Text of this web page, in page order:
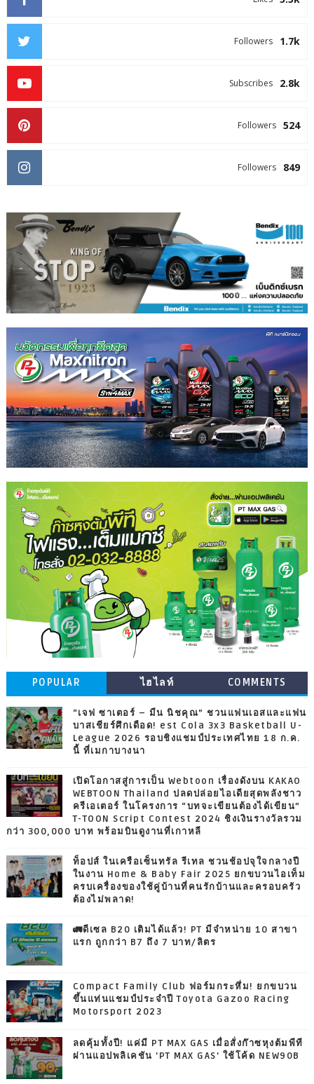
1.7k
Followers
2.8k
Subscribes
524
Followers
849
Followers
POPULAR ไฮไลท์ COMMENTS
“เจฟ ซาเตอร์ – มีน นิชคุณ” ชวนแฟนเอสและแฟน
บาสเชียร์ศึกเดือด! est Cola 3x3 Basketball U-
League 2026 รอบชิงแชมป์ประเทศไทย 18 ก.ค.
นี้ ที่เมกาบางนา
เปิดโอกาสสู่การเป็น Webtoon เรื่องดังบน KAKAO
WEBTOON Thailand ปลดปล่อยไอเดียสุดพลังชาว
ครีเอเตอร์ ในโครงการ “บทจะเขียนต้องได้เขียน”
T-TOON Script Contest 2024 ชิงเงินรางวัลรวม
กว่า 300,000 บาท พร้อมบินดูงานที่เกาหลี
ท็อปส์ ในเครือเซ็นทรัล รีเทล ชวนช้อปจุใจกลางปี
ในงาน Home & Baby Fair 2025 ยกขบวนไอเท็ม
ครบเครื่องของใช้คู่บ้านที่คนรักบ้านและครอบครัว
ต้องไม่พลาด!
🚛ดีเซล B20 เติมได้แล้ว! PT มีจำหน่าย 10 สาขา
แรก ถูกกว่า B7 ถึง 7 บาท/ลิตร
Compact Family Club ฟอร์มกระหึ่ม! ยกขบวน
ขึ้นแท่นแชมป์ประจำปี Toyota Gazoo Racing
Motorsport 2023
ลดคุ้มทั้งปี! แค่มี PT MAX GAS เมื่อสั่งก๊าซหุงต้มพีที
ผ่านแอปพลิเคชัน 'PT MAX GAS' ใช้โค้ด NEW90B